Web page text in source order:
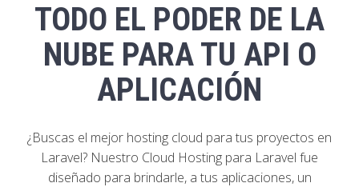
TODO EL PODER DE LA
NUBE PARA TU API O
APLICACIÓN
¿Buscas el mejor hosting cloud para tus proyectos en
Laravel? Nuestro Cloud Hosting para Laravel fue
diseñado para brindarle, a tus aplicaciones, un